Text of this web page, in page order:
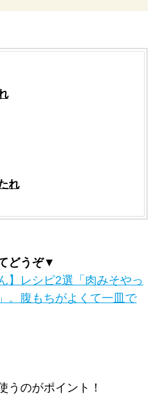
れ
どうぞ▼
】レシピ2選「肉みそやっ
。腹もちがよくて一皿で
うのがポイント！